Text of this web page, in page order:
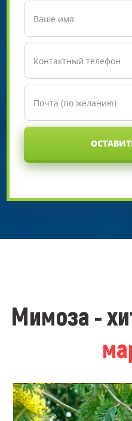
Мимоза -